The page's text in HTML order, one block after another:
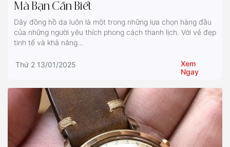
Mà Bạn Cần Biết
Dây đồng hồ da luôn là một trong những lựa chọn hàng đầu
của những người yêu thích phong cách thanh lịch. Với vẻ đẹp
tinh tế và khả năng...
Thứ 2 13/01/2025
Xem
Ngay